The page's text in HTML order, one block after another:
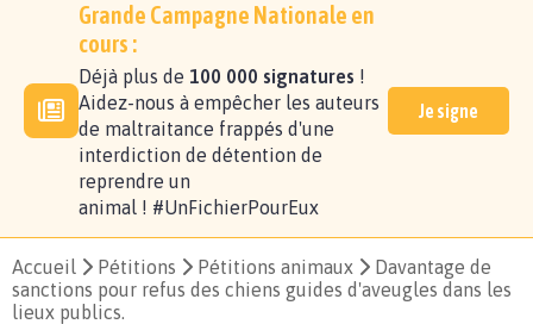
Grande Campagne Nationale en
cours :
Déjà plus de 100 000 signatures !
Aidez-nous à empêcher les auteurs
de maltraitance frappés d'une
interdiction de détention de
reprendre un
animal ! #UnFichierPourEux
Je signe
Accueil Pétitions Pétitions animaux
Davantage de
sanctions pour refus des chiens guides d'aveugles dans les
lieux publics.